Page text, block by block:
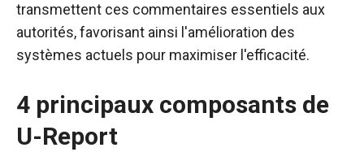
transmettent ces commentaires essentiels aux
autorités, favorisant ainsi l'amélioration des
systèmes actuels pour maximiser l'efficacité.
4 principaux composants de
U-Report